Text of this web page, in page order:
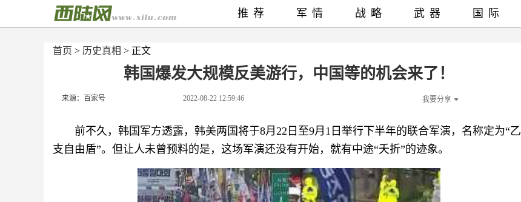
首页 > 历史真相 > 正文
韩国爆发大规模反美游行，中国等的机会来了！
来源：百家号 2022-08-22 12:59:46 我要分享
前不久，韩国军方透露，韩美两国将于8月22日至9月1日举行下半年的联合军演，名称定为“乙
支自由盾”。但让人未曾预料的是，这场军演还没有开始，就有中途“夭折”的迹象。
推荐 军情 战略 武器 国际